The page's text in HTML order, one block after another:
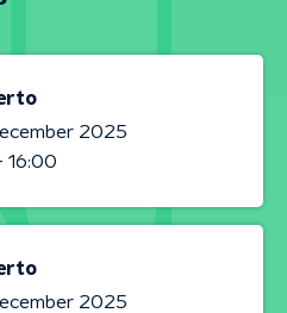
2025
16:00
2025